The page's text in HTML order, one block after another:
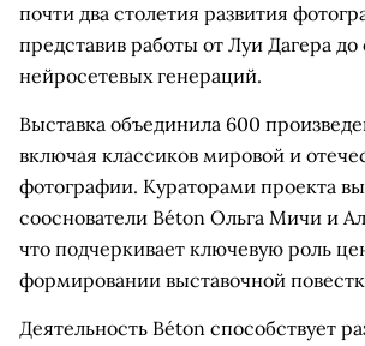
почти два столетия развития
представив работы от Луи Дагера
нейросетевых генераций.
Выставка объединила 600
включая классиков мировой и
фотографии. Кураторами проекта
сооснователи Béton Ольга Мичи и
что подчеркивает ключевую роль
формировании выставочной
Деятельность Béton способствует